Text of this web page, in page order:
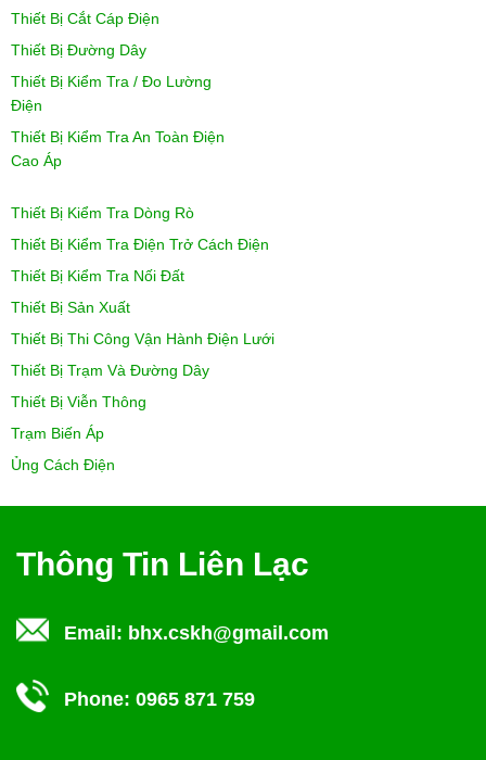
Thiết Bị Cắt Cáp Điện
Thiết Bị Đường Dây
Thiết Bị Kiểm Tra / Đo Lường
Điện
Thiết Bị Kiểm Tra An Toàn Điện
Cao Áp
Thiết Bị Kiểm Tra Dòng Rò
Thiết Bị Kiểm Tra Điện Trở Cách Điện
Thiết Bị Kiểm Tra Nối Đất
Thiết Bị Sản Xuất
Thiết Bị Thi Công Vận Hành Điện Lưới
Thiết Bị Trạm Và Đường Dây
Thiết Bị Viễn Thông
Trạm Biến Áp
Ủng Cách Điện
Thông Tin Liên Lạc
Email: bhx.cskh@gmail.com
Phone: 0965 871 759